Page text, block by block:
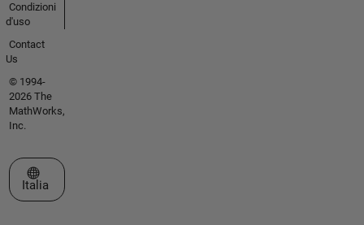
Condizioni
d'uso
Contact
Us
© 1994-
2026 The
MathWorks,
Inc.
Seleziona un sito web
Italia